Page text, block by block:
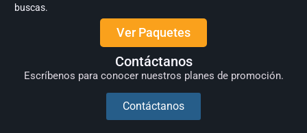
buscas.
Ver Paquetes
Contáctanos
Escríbenos para conocer nuestros planes de promoción.
Contáctanos